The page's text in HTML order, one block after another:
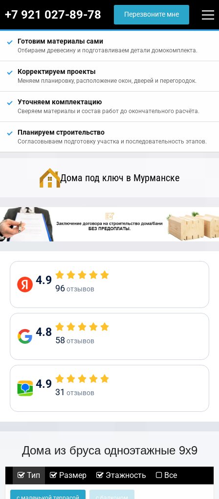
+7 921 027-89-78 Перезвоните мне
Готовим материалы сами
Отбираем древесину и подготавливаем детали домокомплекта.
Корректируем проекты
Меняем планировку, расположение окон, дверей и перегородок.
Уточняем комплектацию
Сверяем материалы и состав работ до окончательного расчёта.
Планируем строительство
Согласовываем подготовку участка и последовательность этапов.
Дома под ключ в Мурманске
4.9
96отзывов
4.8
58 отзывов
4.9
31 отзывов
Дома из бруса одноэтажные 9х9
Тип Размер Этажность Все